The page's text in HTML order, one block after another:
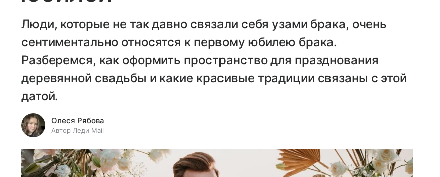
Люди, которые не так давно связали себя узами брака, очень
сентиментально относятся к первому юбилею брака.
Разберемся, как оформить пространство для празднования
деревянной свадьбы и какие красивые традиции связаны с этой
датой.
Олеся Рябова
Автор Леди Mail